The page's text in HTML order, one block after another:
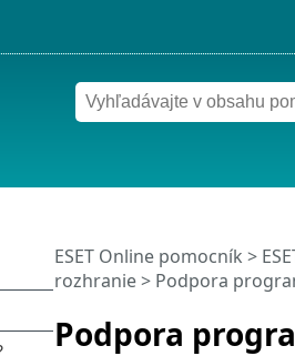
Podpora
ESET Online pomocník >
rozhranie> Podpora